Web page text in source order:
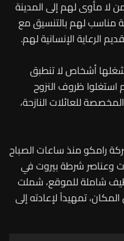
نقل نحو 70 نازحاً ممن لا مأوى لهم إلى المدينة
مناسب لهم بالتنسيق مع
الرعاية الإنسانية لهم.
أشخاص لا تنطبق
استغلوا ظروف النزوح
للعائلات النازحة،
رامكو منذ ساعات الصباح
وعناصر شرطة بيروت في
شاملة للموقع، شملت
تمهيداً لإعادته إلى